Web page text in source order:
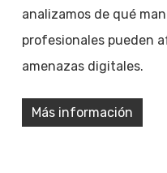
analizamos de qué
profesionales pueden
amenazas digitales.
Más información